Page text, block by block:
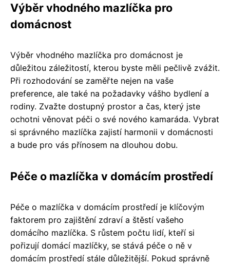
Výběr vhodného mazlíčka pro
domácnost
Výběr vhodného mazlíčka pro domácnost je
důležitou záležitostí, kterou byste měli pečlivě zvážit.
Při rozhodování se zaměřte nejen na vaše
preference, ale také na požadavky vášho bydlení a
rodiny. Zvažte dostupný prostor a čas, který jste
ochotni věnovat péči o své nového kamaráda. Vybrat
si správného mazlíčka zajistí harmonii v domácnosti
a bude pro vás přínosem na dlouhou dobu.
Péče o mazlíčka v domácím prostředí
Péče o mazlíčka v domácím prostředí je klíčovým
faktorem pro zajištění zdraví a štěstí vašeho
domácího mazlíčka. S růstem počtu lidí, kteří si
pořizují domácí mazlíčky, se stává péče o ně v
domácím prostředí stále důležitější. Pokud správně